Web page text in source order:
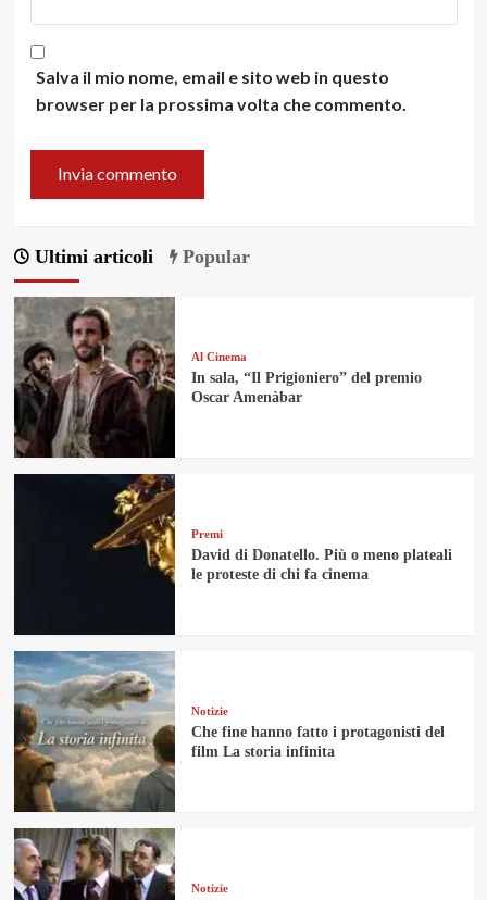
Salva il mio nome, email e sito web in questo
browser per la prossima volta che commento.
Ultimi articoli Popular
Al Cinema
In sala, “Il Prigioniero” del premio
Oscar Amenàbar
Premi
David di Donatello. Più o meno plateali
le proteste di chi fa cinema
Notizie
Che fine hanno fatto i protagonisti del
film La storia infinita
Notizie